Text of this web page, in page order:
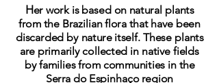
Her work is based on natural plants
from the Brazilian flora that have been
discarded by nature itself. These plants
are primarily collected in native fields
by families from communities in the
Serra do Espinhaço region